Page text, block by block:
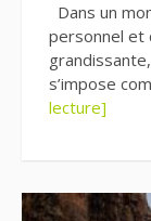
Dans un
personnel et
s’impose
lecture]